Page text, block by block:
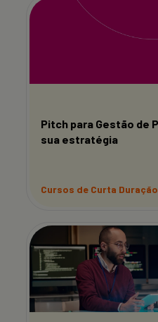
Pitch para Gestão de
sua estratégia
Cursos de Curta Duração